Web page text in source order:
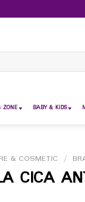
ZONE BABY & KIDS
& COSMETIC /
CICA